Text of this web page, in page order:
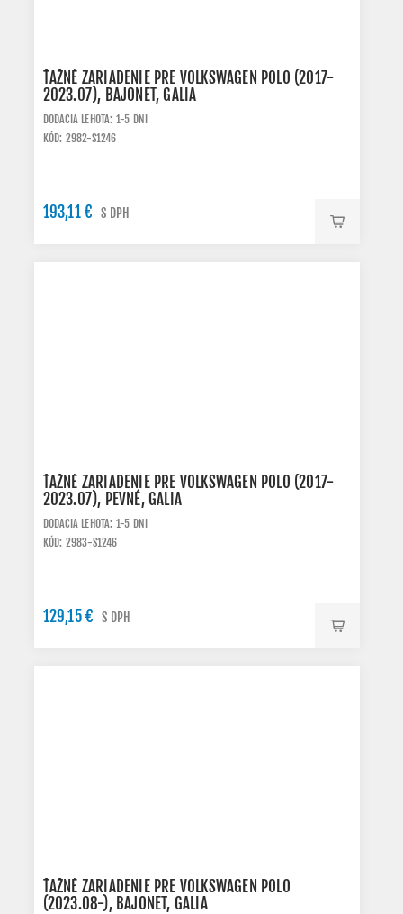
ŤAŽNÉ ZARIADENIE PRE VOLKSWAGEN POLO (2017-
2023.07), BAJONET, GALIA
DODACIA LEHOTA: 1-5 DNI
KÓD: 2982-S1246
193,11 € S DPH
ŤAŽNÉ ZARIADENIE PRE VOLKSWAGEN POLO (2017-
2023.07), PEVNÉ, GALIA
DODACIA LEHOTA: 1-5 DNI
KÓD: 2983-S1246
129,15 € S DPH
ŤAŽNÉ ZARIADENIE PRE VOLKSWAGEN POLO
(2023.08-), BAJONET, GALIA